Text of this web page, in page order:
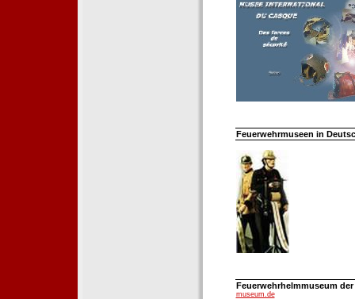
Feuerwehrmuseen in
Feuerwehrhelmmuseum
museum.de